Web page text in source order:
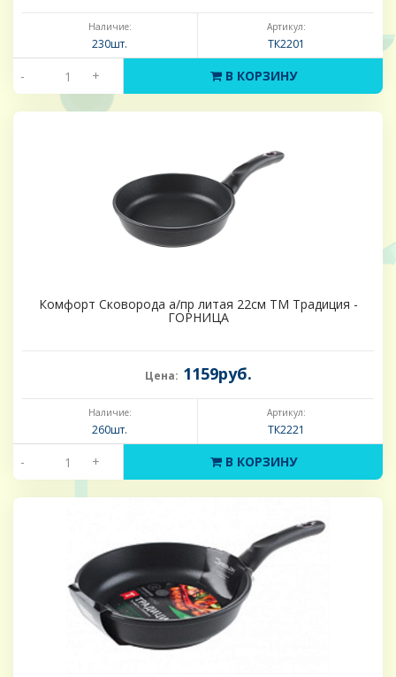
Наличие:
230шт.
Артикул:
ТК2201
- + В КОРЗИНУ
Комфорт Сковорода а/пр литая 22см ТМ Традиция -
ГОРНИЦА
Цена: 1159руб.
Наличие:
260шт.
Артикул:
ТК2221
- + В КОРЗИНУ